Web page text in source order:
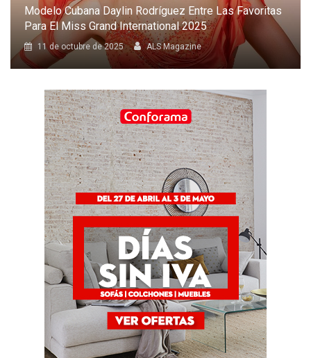
Karol G Será La Primera Latina En Cantar En El Desfile
Anual De Victoria’s Secret
8 de octubre de 2025 ALS Magazine